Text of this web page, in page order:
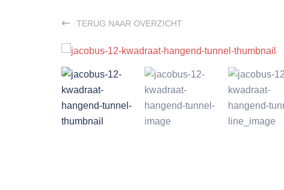
TERUG NAAR OVERZICHT